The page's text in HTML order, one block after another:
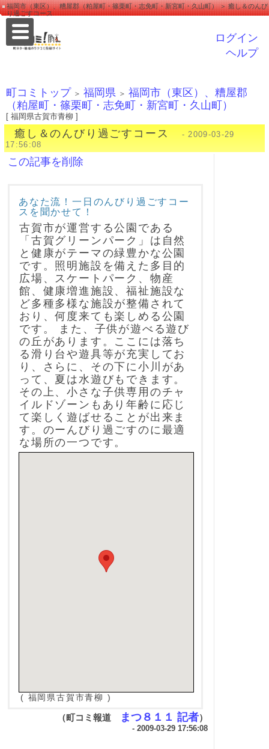
福岡市（東区）、糟屋郡（粕屋町・篠栗町・志免町・新宮町・久山町） ＞ 癒し＆のんび
り過ごすコース
ログイン
ヘルプ
町コミトップ ＞ 福岡県 ＞ 福岡市（東区）、糟屋郡
（粕屋町・篠栗町・志免町・新宮町・久山町）
[ 福岡県古賀市青柳 ]
癒し＆のんびり過ごすコース
- 2009-03-29
17:56:08
この記事を削除
あなた流！一日のんびり過ごすコー
スを聞かせて！
古賀市が運営する公園である
「古賀グリーンパーク」は自然
と健康がテーマの緑豊かな公園
です。照明施設を備えた多目的
広場、スケートパーク、物産
館、健康増進施設、福祉施設な
ど多種多様な施設が整備されて
おり、何度来ても楽しめる公園
です。 また、子供が遊べる遊び
の丘があります。ここには落ち
る滑り台や遊具等が充実してお
り、さらに、その下に小川があ
って、夏は水遊びもできます。
その上、小さな子供専用のチャ
イルドゾーンもあり年齢に応じ
て楽しく遊ばせることが出来ま
す。のーんびり過ごすのに最適
な場所の一つです。
( 福岡県古賀市青柳 )
（町コミ報道 まつ８１１ 記者）
- 2009-03-29 17:56:08